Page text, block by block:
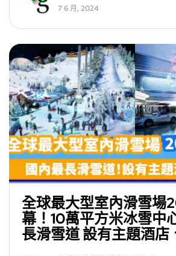
7 6 月, 2024
全球最大型室內滑雪場
幕！10萬平方米冰雪中
長滑雪道 設有主題酒店